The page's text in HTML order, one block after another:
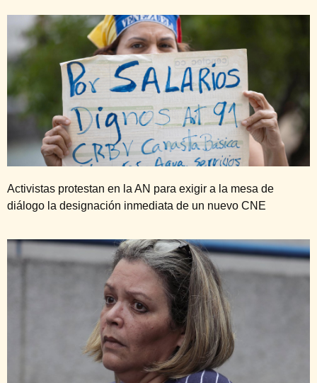
Activistas protestan en la AN para exigir a la mesa de
diálogo la designación inmediata de un nuevo CNE